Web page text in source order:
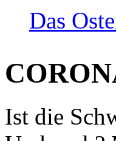
Das
Ist die